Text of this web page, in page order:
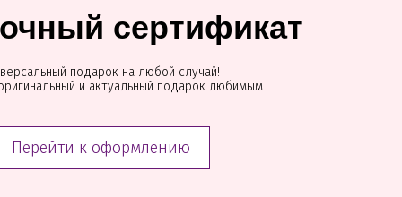
сертификат
подарок на любой случай!
и актуальный подарок любимым
Перейти к оформлению